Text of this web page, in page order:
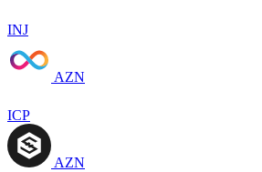
INJ
AZN
ICP
AZN